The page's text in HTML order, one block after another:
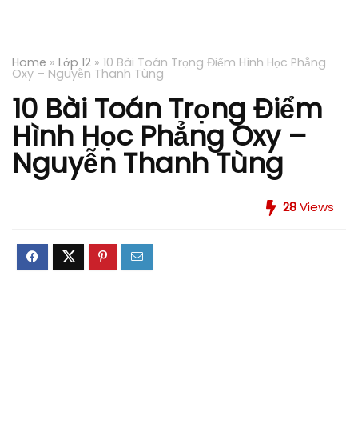
Home » Lớp 12 » 10 Bài Toán Trọng Điểm Hình Học Phẳng
Oxy – Nguyễn Thanh Tùng
10 Bài Toán Trọng Điểm
Hình Học Phẳng Oxy –
Nguyễn Thanh Tùng
28Views